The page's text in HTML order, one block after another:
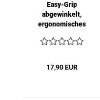
Easy-Grip
abgewinkelt,
ergonomisches
17,90 EUR